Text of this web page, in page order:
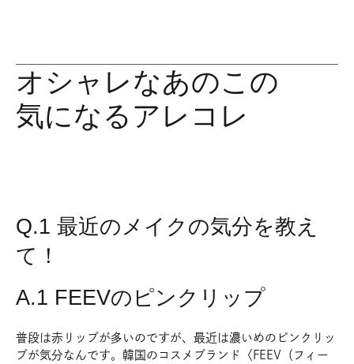
オシャレなあのこの
気になるアレコレ
Q.1 最近のメイクの気分を教え
て！
A.1 FEEVのピンクリップ
普段は赤リップが多いのですが、最近は濃いめのピンクリッ
プが気分なんです。韓国のコスメブランド〈FEEV（フィー